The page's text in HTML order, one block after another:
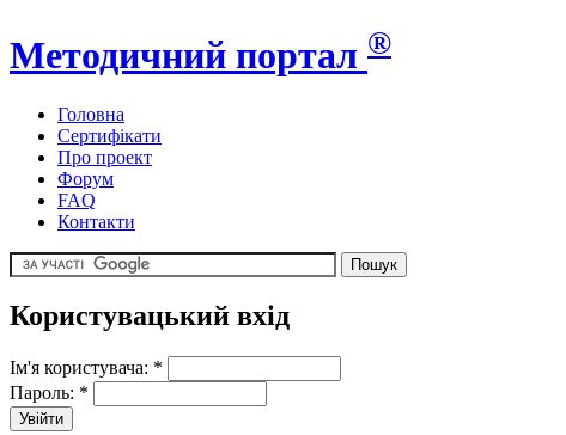
Методичний портал ®
Головна
Сертифікати
Про проект
Форум
FAQ
Контакти
Користувацький вхід
Ім'я користувача: *
Пароль: *